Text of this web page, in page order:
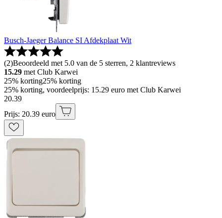
Busch-Jaeger Balance SI Afdekplaat Wit
(2)Beoordeeld met 5.0 van de 5 sterren, 2 klantreviews
15.29 met Club Karwei
25% korting25% korting
25% korting, voordeelprijs: 15.29 euro met Club Karwei
20.39
Prijs: 20.39 euro